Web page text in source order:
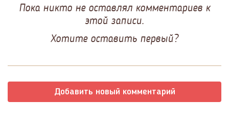
Пока никто не оставлял комментариев к
этой записи.
Хотите оставить первый?
Добавить новый комментарий